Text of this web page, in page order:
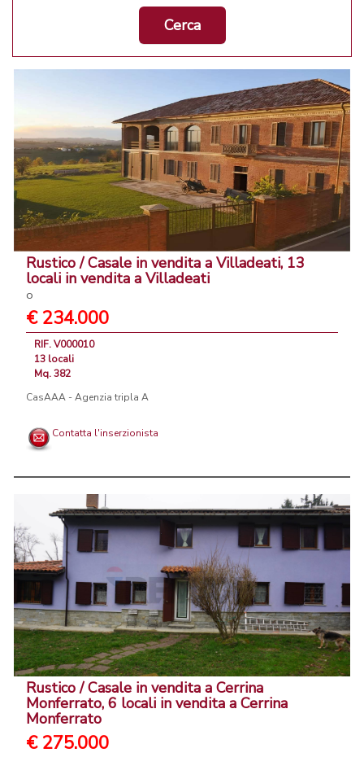
Cerca
Rustico / Casale in vendita a Villadeati, 13
locali in vendita a Villadeati
o
€ 234.000
RIF. V000010
13 locali
Mq. 382
CasAAA - Agenzia tripla A
Contatta l'inserzionista
Rustico / Casale in vendita a Cerrina
Monferrato, 6 locali in vendita a Cerrina
Monferrato
€ 275.000